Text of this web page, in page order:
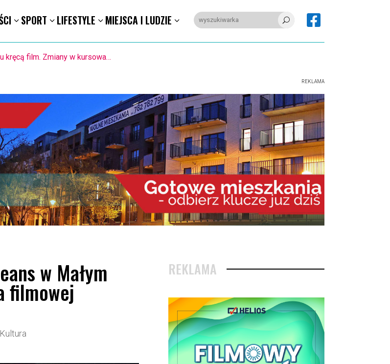
SPORT LIFESTYLE MIEJSCA I LUDZIE U 
ikon w Pałacu Lipskich
REKLAMA
w Małym
filmowej
Kultura
REKLAMA